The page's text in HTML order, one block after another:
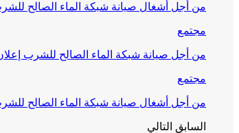
من أجل أشغال صيانة شبكة الماء الصالح
مجتمع
من أجل صيانة شبكة الماء الصالح للشرب
مجتمع
من أجل أشغال صيانة شبكة الماء الصالح
السابق التالي